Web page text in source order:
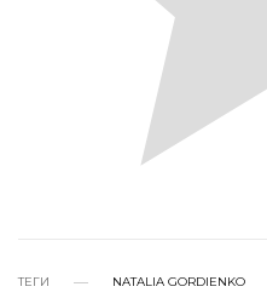
ТЕГИ NATALIA GORDIENKO